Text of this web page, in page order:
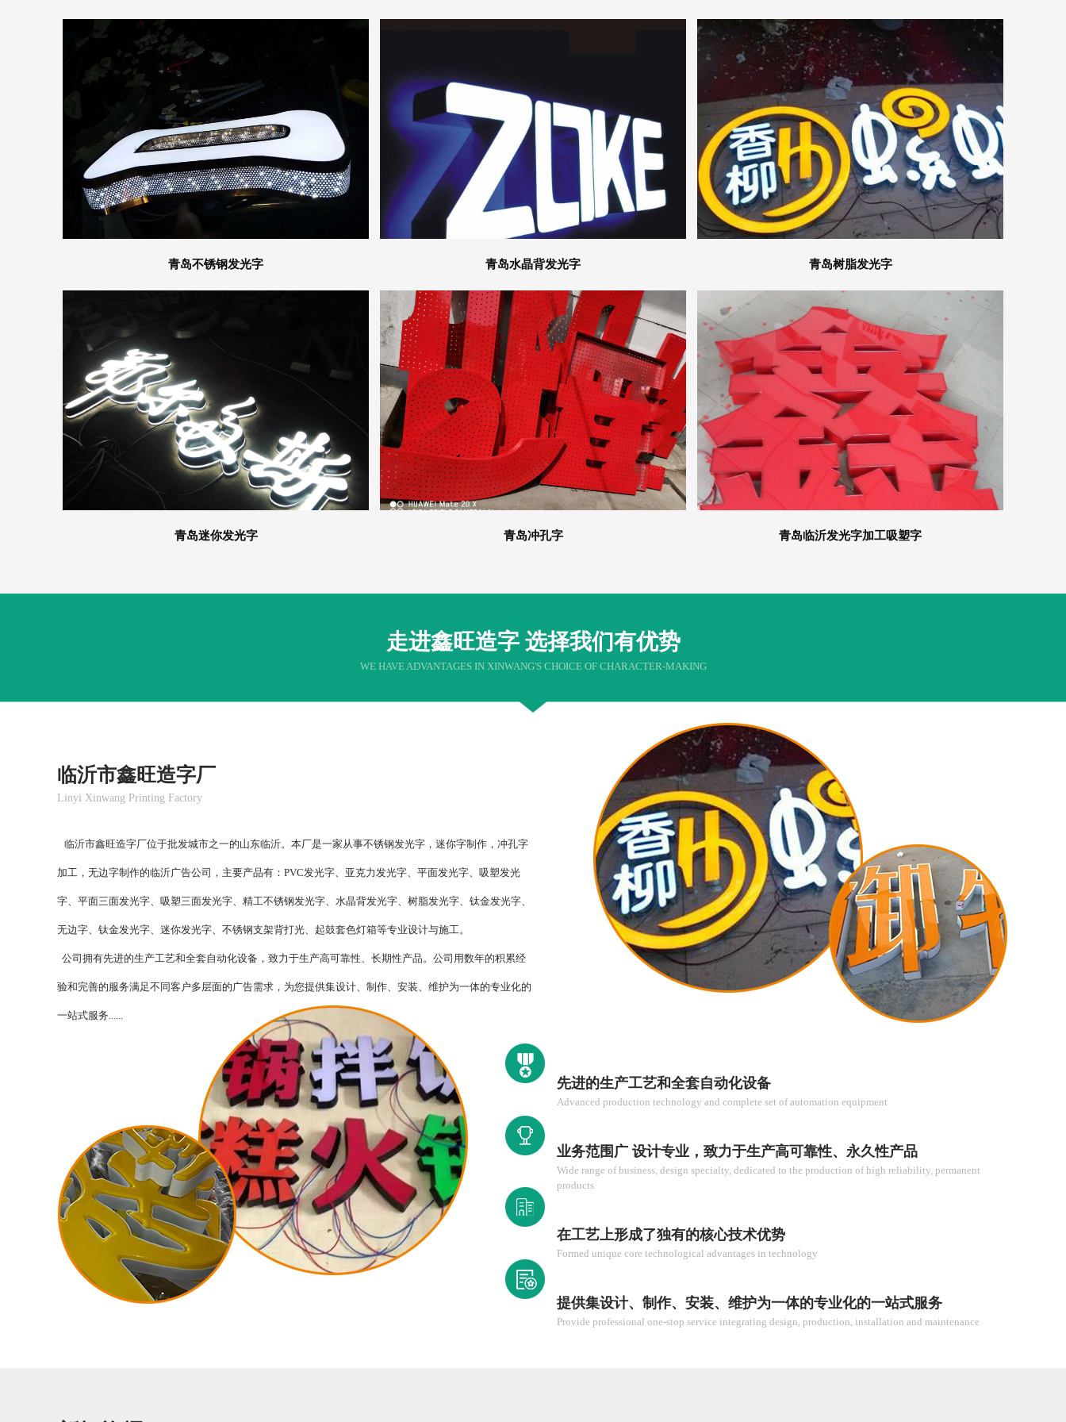
青岛不锈钢发光字 青岛水晶背发光字 青岛树脂发光字
青岛迷你发光字 青岛冲孔字 青岛临沂发光字加工吸塑字
走进鑫旺造字 选择我们有优势
WE HAVE ADVANTAGES IN XINWANG'S CHOICE OF CHARACTER-MAKING
临沂市鑫旺造字厂
Linyi Xinwang Printing Factory
临沂市鑫旺造字厂位于批发城市之一的山东临沂。本厂是一家从事不锈钢发光字，迷你字制作，冲孔字
加工，无边字制作的临沂广告公司 ，主要产品有： PVC发光字、亚克力发光字、平面发光字、吸塑发光
字、平面三面发光字、吸塑三面发光字、精工不锈钢发光字、水晶背发光字、树脂发光字、钛金发光字、
无边字、钛金发光字、迷你发光字、不锈钢支架背打光、起鼓套色灯箱等专业设计与施工。
公司拥有先进的生产工艺和全套自动化设备，致力于生产高可靠性、长期性产品。公司用数年的积累经
验和完善的服务满足不同客户多层面的广告需求，为您提供集设计、制作、安装、维护为一体的专业化的
一站式服务......
先进的生产工艺和全套自动化设备
Advanced production technology and complete set of automation equipment
业务范围广 设计专业，致力于生产高可靠性、永久性产品
Wide range of business, design specialty, dedicated to the production of high reliability, permanent
products
在工艺上形成了独有的核心技术优势
Formed unique core technological advantages in technology
提供集设计、制作、安装、维护为一体的专业化的一站式服务
Provide professional one-stop service integrating design, production, installation and maintenance